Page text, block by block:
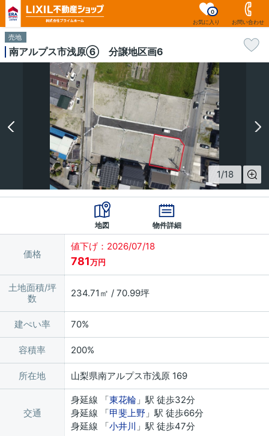
お気に入り
0
お問い合わせ
売地
南アルプス市浅原⑥ 分譲地区画6
1/18
地図 物件詳細
価格
値下げ：2026/07/18
781万円
土地面積/坪
数
234.71㎡ / 70.99坪
建ぺい率 70%
容積率 200%
所在地 山梨県南アルプス市浅原 169
交通
身延線 「東花輪 」駅 徒歩32分
身延線 「甲斐上野 」駅 徒歩66分
身延線 「小井川 」駅 徒歩47分